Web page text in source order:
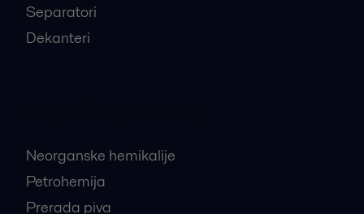
Separatori
Dekanteri
Neorganske hemikalije
Petrohemija
Prerada piva